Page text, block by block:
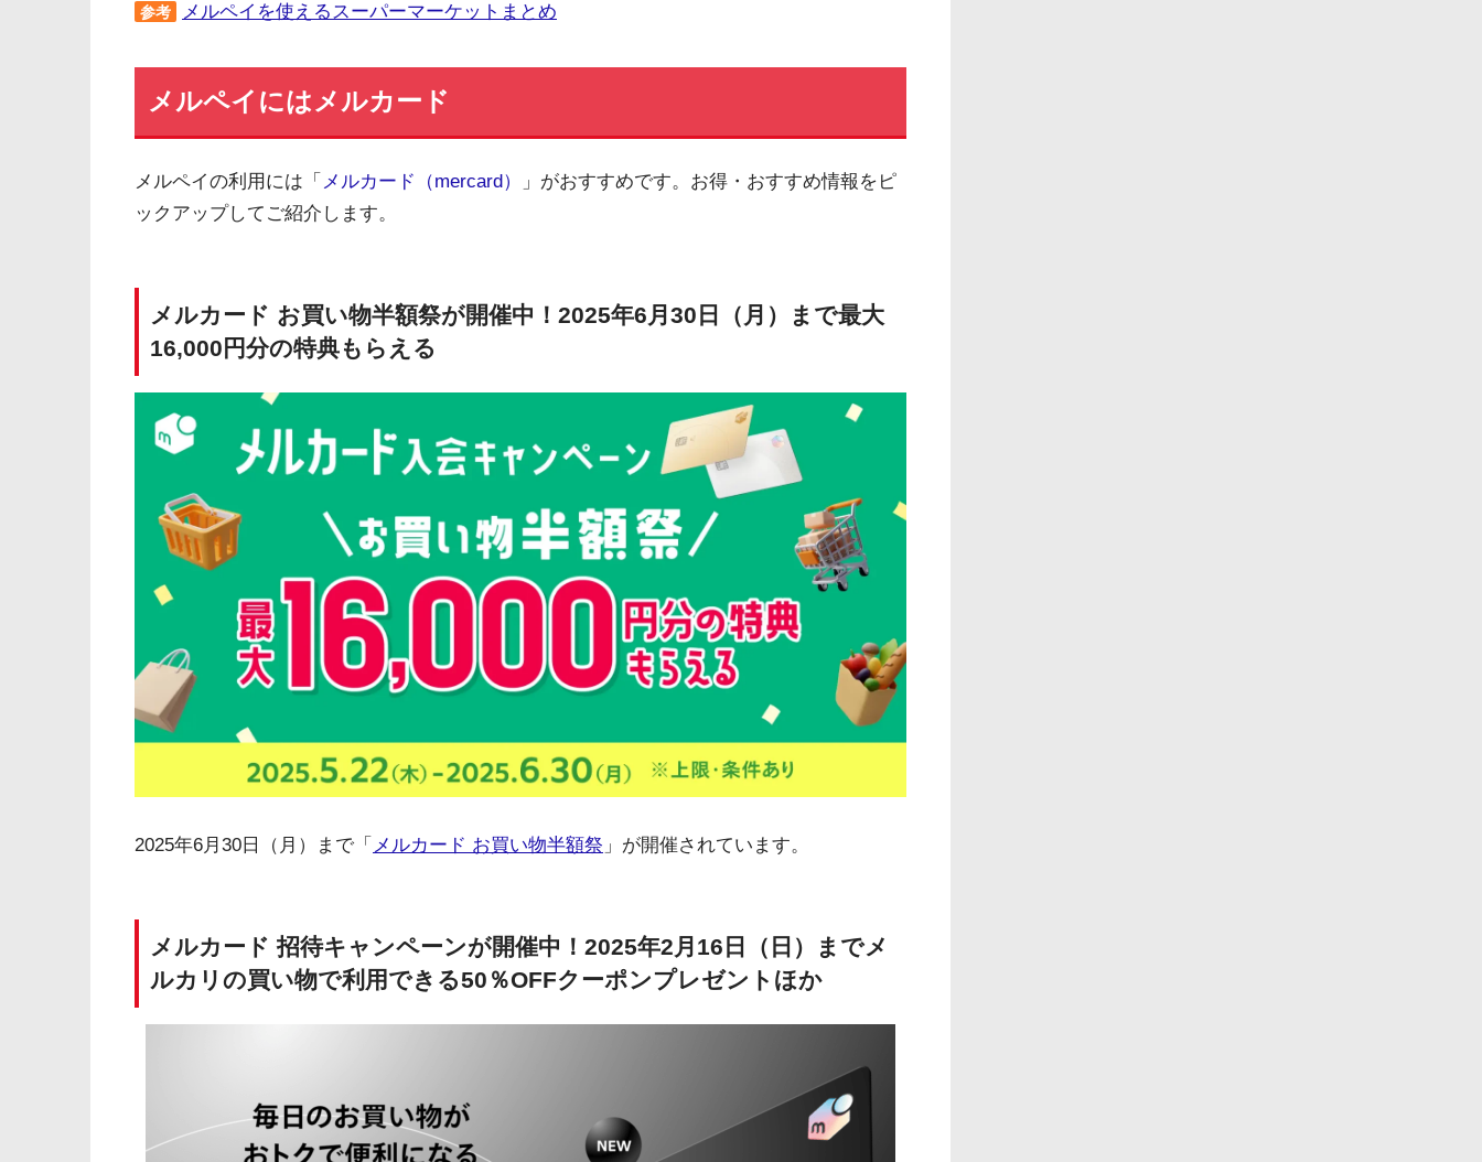
参考 メルペイを使えるスーパーマーケットまとめ
メルペイにはメルカード
メルペイの利用には「 メルカード（mercard）
」がおすすめです。お得・おすすめ情報をピ
ックアップしてご紹介します。
メルカード お買い物半額祭が開催中！2025年6月30日（月）まで最大
16,000円分の特典もらえる
2025年6月30日（月）まで「 メルカード お買い物半額祭 」が開催されています。
メルカード 招待キャンペーンが開催中！2025年2月16日（日）までメ
ルカリの買い物で利用できる50％OFFクーポンプレゼントほか